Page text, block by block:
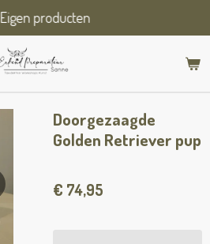
Eigen producten
Doorgezaagde
Golden Retriever pup
€ 74,95